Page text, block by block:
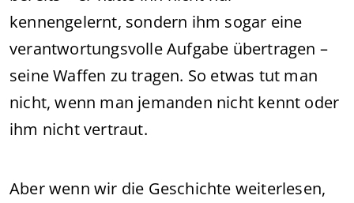
kennengelernt, sondern ihm sogar eine
verantwortungsvolle Aufgabe übertragen –
seine Waffen zu tragen. So etwas tut man
nicht, wenn man jemanden nicht kennt oder
ihm nicht vertraut.
Aber wenn wir die Geschichte weiterlesen,